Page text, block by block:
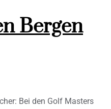
Bergen
Bei den Golf Masters